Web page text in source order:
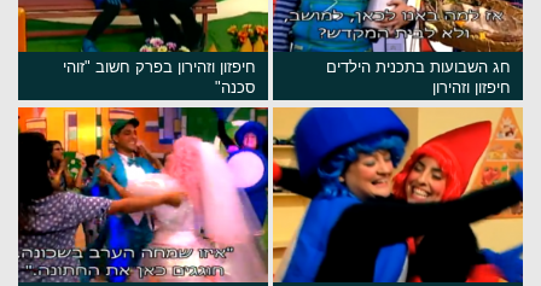
חג השבועות בתכנית הילדים
חיפזון וזהירון
חיפזון וזהירון בפרק חשוב "זוהי
סכנה"